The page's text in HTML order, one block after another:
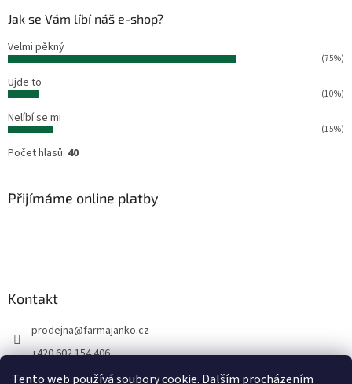
Tento web používá soubory cookie. Dalším procházením
Jak se Vám líbí náš e-shop?
Velmi pěkný
(75%)
Ujde to
(10%)
Nelíbí se mi
(15%)
Počet hlasů: 40
Přijímáme online platby
Kontakt
prodejna@farmajanko.cz
+420 602 154 406
Prodejna Farma Janko